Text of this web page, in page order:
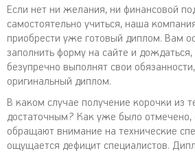
Если нет ни желания, ни финансовой
самостоятельно учиться, наша
приобрести уже готовый диплом. Вам
заполнить форму на сайте и
безупречно выполнят свои
оригинальный диплом.
В каком случае получение корочки из
достаточным? Как уже было отмечено,
обращают внимание на технические
ощущается дефицит специалистов.